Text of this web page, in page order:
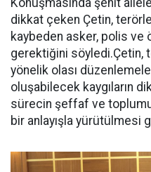
dikkat çeken Çetin,
kaybeden asker, polis ve
gerektiğini söyledi.Çetin,
yönelik olası
oluşabilecek kaygıların
sürecin şeffaf ve
bir anlayışla yürütülmesi